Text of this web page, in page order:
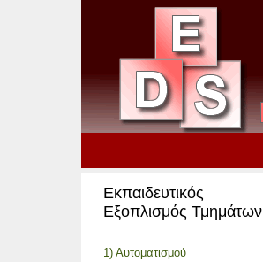
Εκπαιδευτικός
Εξοπλισμός Τμημάτων
1) Αυτοματισμού